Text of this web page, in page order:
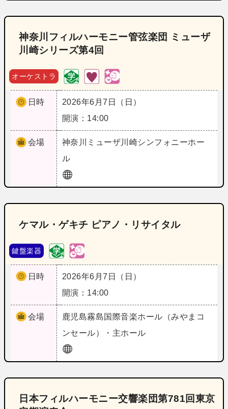
神奈川フィルハーモニー管弦楽団 ミューザ
川崎シリーズ第4回
オーケストラ
日時
2026年6月7日（日）
開演：14:00
会場 神奈川 ミューザ川崎シンフォニーホー
ル
ケマル・ゲキチ ピアノ・リサイタル
鍵盤楽器
日時
2026年6月7日（日）
開演：14:00
会場 鹿児島霧島国際音楽ホール（みやまコ
ンセール）・主ホール
日本フィルハーモニー交響楽団第781回東京